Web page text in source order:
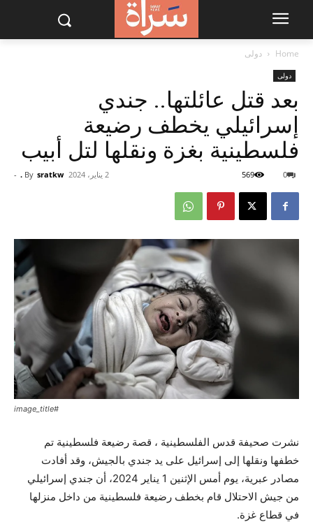
Home دولى
دولى
بعد قتل عائلتها.. جندي
إسرائيلي يخطف رضيعة
فلسطينية بغزة ونقلها لتل أبيب
By sratkw .
- 2 يناير، 2024 0
569
#image_title
نشرت صحيفة قدس الفلسطينية ، قصة رضيعة فلسطينية تم
خطفها ونقلها إلى إسرائيل على يد جندي بالجيش، وقد أفادت
مصادر عبرية، يوم أمس الإثنين 1 يناير 2024، أن جندي إسرائيلي
من جيش الاحتلال قام بخطف رضيعة فلسطينية من داخل منزلها
في قطاع غزة.